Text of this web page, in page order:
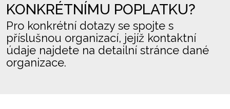
KONKRÉTNÍMU POPLATKU?
Pro konkrétní dotazy se spojte s
příslušnou organizací, jejíž kontaktní
údaje najdete na detailní stránce dané
organizace.